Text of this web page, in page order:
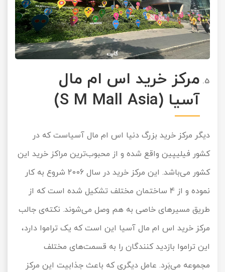
مرکز خرید اس ام مال
آسیا (S M Mall Asia)
دیگر مرکز خرید بزرگ دنیا اس ام مال آسیاست که در
کشور فیلیپین واقع شده و از محبوب‌ترین مراکز خرید این
کشور می‌باشد. این مرکز خرید در سال 2006 شروع به کار
نموده و از 4 ساختمان مختلف تشکیل شده است که از
طریق مسیرهای خاصی به هم وصل می‌شوند. نکته‌‌ی جالب
مرکز خرید اس ام مال آسیا این است که یک تراموا دارد،
این تراموا بازدید کنندگان را به قسمت‌های مختلف
مجموعه می‌بَرد. عامل دیگری که باعث جذابیت این مرکز